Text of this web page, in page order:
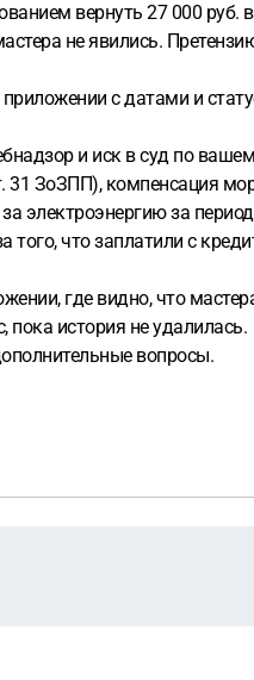
вернуть 27 000 руб.
не явились.
с датами и
и иск в суд по
31 ЗоЗПП), компенсация
электроэнергию за
того, что заплатили с
где видно, что
пока история не удалилась.
вопросы.